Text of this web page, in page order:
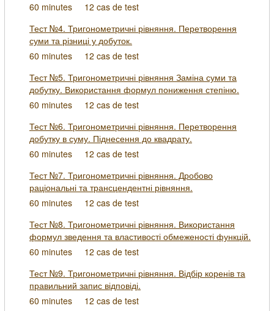
60 minutes
12 cas de test
Тест №4. Тригонометричні рівняння. Перетворення
суми та різниці у добуток.
60 minutes
12 cas de test
Тест №5. Тригонометричні рівняння Заміна суми та
добутку. Використання формул пониження степіню.
60 minutes
12 cas de test
Тест №6. Тригонометричні рівняння. Перетворення
добутку в суму. Піднесення до квадрату.
60 minutes
12 cas de test
Тест №7. Тригонометричні рівняння. Дробово
раціональні та трансцендентні рівняння.
60 minutes
12 cas de test
Тест №8. Тригонометричні рівняння. Використання
формул зведення та властивості обмеженості функцій.
60 minutes
12 cas de test
Тест №9. Тригонометричні рівняння. Відбір коренів та
правильний запис відповіді.
60 minutes
12 cas de test